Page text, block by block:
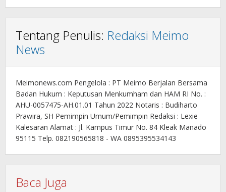
Tentang Penulis: Redaksi Meimo
News
Meimonews.com Pengelola : PT Meimo Berjalan Bersama
Badan Hukum : Keputusan Menkumham dan HAM RI No. :
AHU-0057475-AH.01.01 Tahun 2022 Notaris : Budiharto
Prawira, SH Pemimpin Umum/Pemimpin Redaksi : Lexie
Kalesaran Alamat : Jl. Kampus Timur No. 84 Kleak Manado
95115 Telp. 082190565818 - WA 0895395534143
Baca Juga